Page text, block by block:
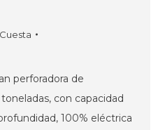
perforadora de
con capacidad
100% eléctrica